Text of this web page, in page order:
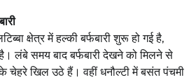
क्षेत्र में हल्की बर्फबारी शुरू हो गई है,
लंबे समय बाद बर्फबारी देखने को मिलने से
चेहरे खिल उठे हैं। वहीं धनौल्टी में बसंत पंचमी